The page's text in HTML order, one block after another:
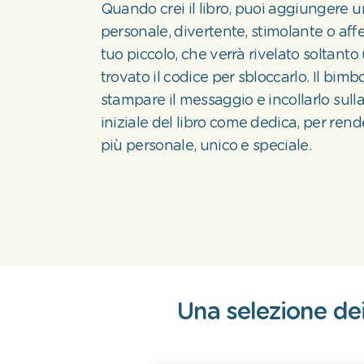
Quando crei il libro, puoi aggiungere
personale, divertente, stimolante o
tuo piccolo, che verrà rivelato soltanto
trovato il codice per sbloccarlo. Il
stampare il messaggio e incollarlo
iniziale del libro come dedica, per
più personale, unico e speciale.
Una selezione